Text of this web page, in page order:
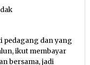
pedagang dan yang
ikut membayar
bersama, jadi